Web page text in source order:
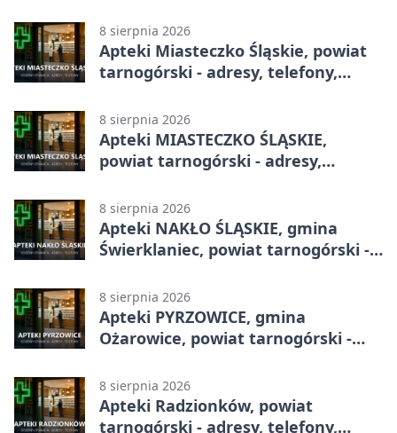
8 sierpnia 2026
Apteki Miasteczko Śląskie, powiat
tarnogórski - adresy, telefony,
8 sierpnia 2026
Apteki MIASTECZKO ŚLĄSKIE,
powiat tarnogórski - adresy,
8 sierpnia 2026
Apteki NAKŁO ŚLĄSKIE, gmina
Świerklaniec, powiat tarnogórski -
8 sierpnia 2026
Apteki PYRZOWICE, gmina
Ożarowice, powiat tarnogórski -
8 sierpnia 2026
Apteki Radzionków, powiat
tarnogórski - adresy, telefony,